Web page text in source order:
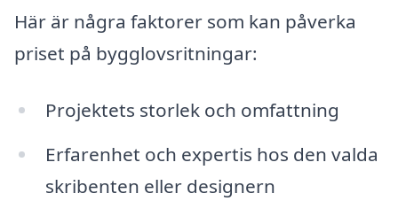
Här är några faktorer som kan påverka
priset på bygglovsritningar:
Projektets storlek och omfattning
Erfarenhet och expertis hos den valda
skribenten eller designern